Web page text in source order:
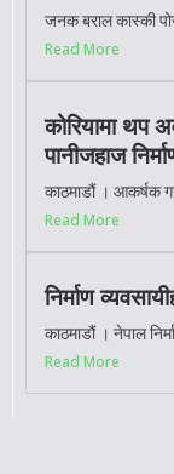
जनक बराल कास्की
Read More
कोरियामा थप
पानीजहाज
काठमाडौं । आकर्षक
Read More
निर्माण
काठमाडौं । नेपाल
Read More